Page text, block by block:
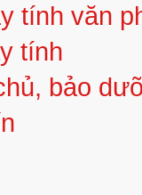
tính văn
tính
bảo